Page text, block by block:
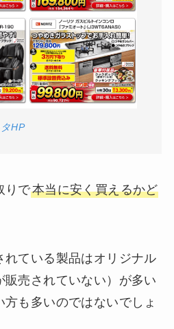
HP
りで本当に安く買えるかど
れている製品はオリジナル
売されていない）が多い
も多いのではないでしょ